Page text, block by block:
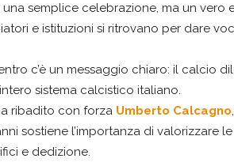
una semplice celebrazione, ma un vero
e istituzioni si ritrovano per dare
c’è un messaggio chiaro: il calcio
sistema calcistico italiano.
ribadito con forza Umberto Calcagno
sostiene l’importanza di valorizzare
e dedizione.